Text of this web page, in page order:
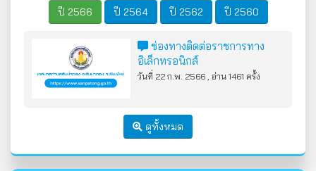
ปี 2566 ปี 2564 ปี 2562 ปี 2560
ช่องทางติดต่อราชการทาง
อิเล็กทรอนิกส์
วันที่ 22 ก.พ. 2566 , อ่าน 1461 ครั้ง
ดูทั้งหมด